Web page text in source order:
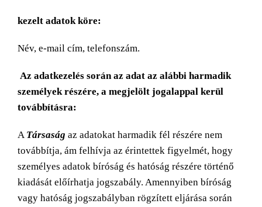
kezelt adatok köre:
Név, e-mail cím, telefonszám.
Az adatkezelés során az adat az alábbi harmadik
személyek részére, a megjelölt jogalappal kerül
továbbításra:
A Társaság az adatokat harmadik fél részére nem
továbbítja, ám felhívja az érintettek figyelmét, hogy
személyes adatok bíróság és hatóság részére történő
kiadását előírhatja jogszabály. Amennyiben bíróság
vagy hatóság jogszabályban rögzített eljárása során